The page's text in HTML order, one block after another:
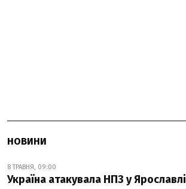
НОВИНИ
8 ТРАВНЯ, 09:00
Україна атакувала НПЗ у Ярославлі